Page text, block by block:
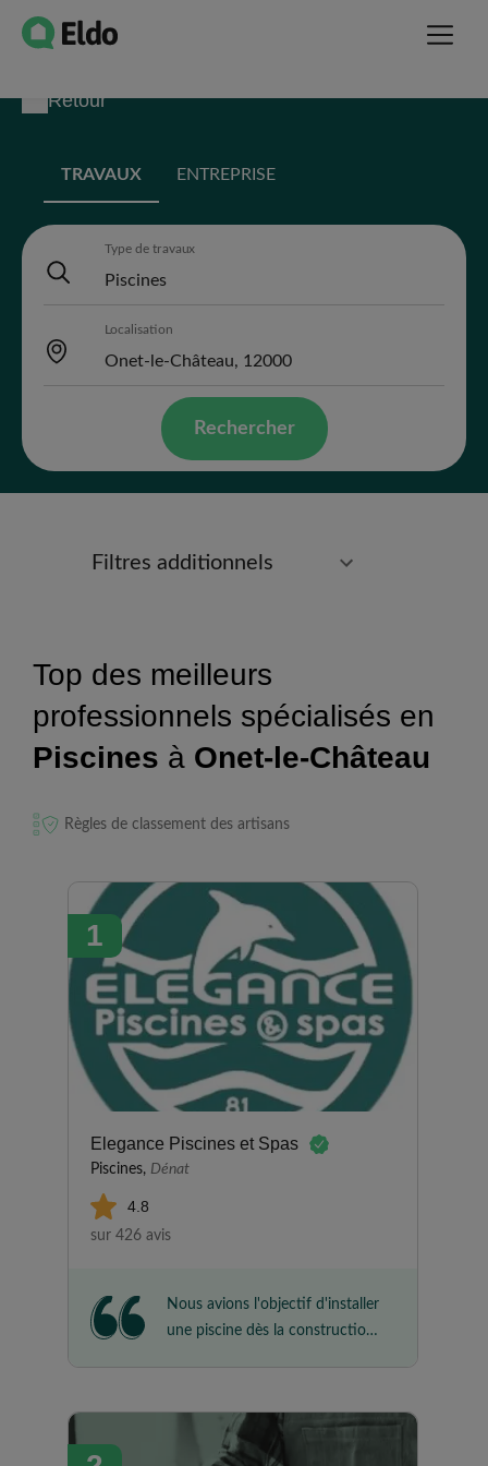
Retour
TRAVAUX ENTREPRISE
Type de travaux
Localisation
Rechercher
Filtres additionnels
Top des meilleurs
professionnels spécialisés en
Piscines à Onet-le-Château
Règles de classement des artisans
1
Elegance Piscines et Spas
Piscines, Dénat
4.8
sur 426 avis
Nous avions l'objectif d'installer
une piscine dès la construction
ELEGANCE PISCINES, nous
n'avons jamais eu à subir de
relance commerciale. Nous